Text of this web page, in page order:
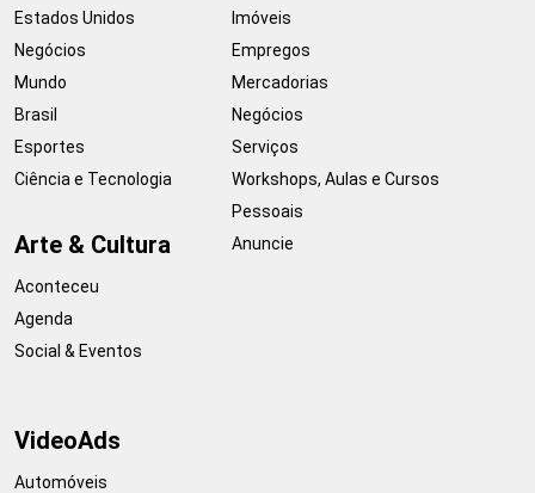
Estados Unidos
Negócios
Mundo
Brasil
Esportes
Ciência e Tecnologia
Arte & Cultura
Aconteceu
Agenda
Social & Eventos
Imóveis
Empregos
Mercadorias
Negócios
Serviços
Workshops, Aulas e Cursos
Pessoais
Anuncie
VideoAds
Automóveis